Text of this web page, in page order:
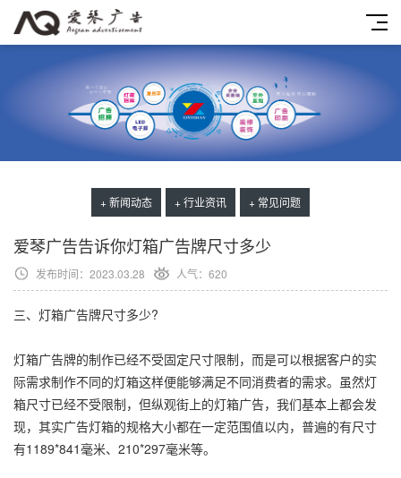
+ 新闻动态 + 行业资讯 + 常见问题
爱琴广告告诉你灯箱广告牌尺寸多少
发布时间：2023.03.28 人气： 620
三、灯箱广告牌尺寸多少?
灯箱广告牌的制作已经不受固定尺寸限制，而是可以根据客户的实
际需求制作不同的灯箱这样便能够满足不同消费者的需求。虽然灯
箱尺寸已经不受限制，但纵观街上的灯箱广告，我们基本上都会发
现，其实广告灯箱的规格大小都在一定范围值以内，普遍的有尺寸
有1189*841毫米、210*297毫米等。